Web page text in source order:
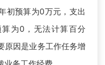
初预算为0万元，支出
为0，无法计算百分
原因是业务工作任务增